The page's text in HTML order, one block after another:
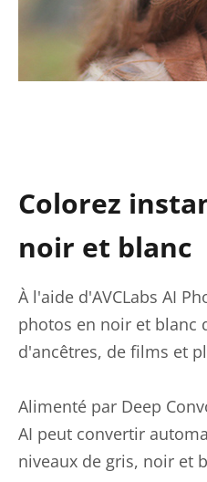
Colorez
noir et blanc
À l'aide d'AVCLabs AI
photos en noir et blanc
d'ancêtres, de films et
Alimenté par Deep
AI peut convertir
niveaux de gris, noir et